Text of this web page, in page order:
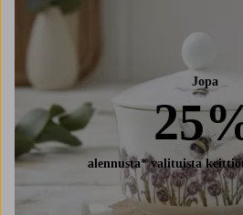
Jopa
alennusta* valituista